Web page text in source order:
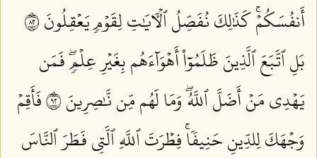
أَنفُسَكُمۡۚ كَذَٰلِكَ نُفَصِّلُ ٱلۡأٓيَٰتِ لِقَوۡمٖ يَعۡقِلُونَ ٢٨
بَلِ ٱتَّبَعَ ٱلَّذِينَ ظَلَمُوٓاْ أَهۡوَآءَهُم بِغَيۡرِ عِلۡمٖۖ فَمَن
يَهۡدِي مَنۡ أَضَلَّ ٱللَّهُۖ وَمَا لَهُم مِّن نَّٰصِرِينَ ٢٩
فَأَقِمۡ
وَجۡهَكَ لِلدِّينِ حَنِيفٗاۚ فِطۡرَتَ ٱللَّهِ ٱلَّتِي فَطَرَ ٱلنَّاسَ